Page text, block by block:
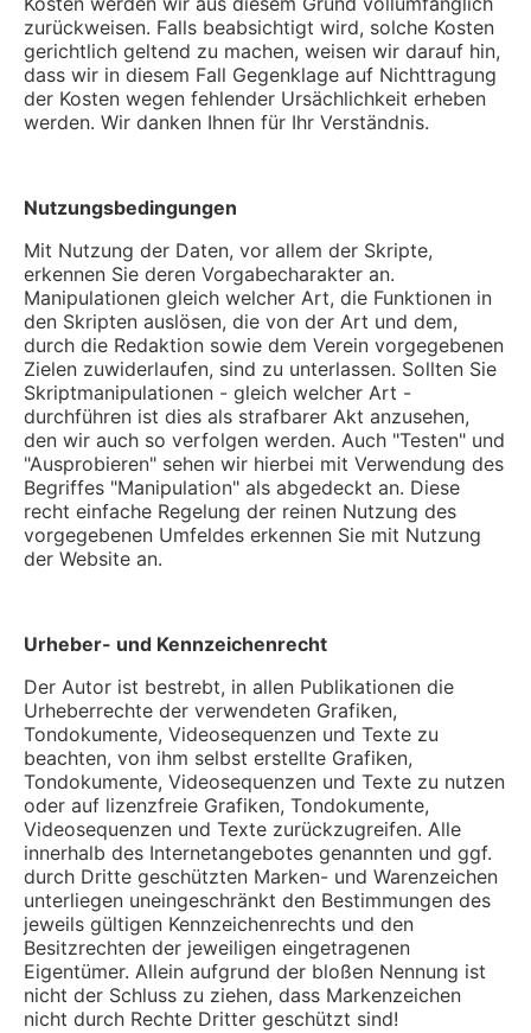
zurückweisen. Falls beabsichtigt wird, solche Kosten
gerichtlich geltend zu machen, weisen wir darauf hin,
dass wir in diesem Fall Gegenklage auf Nichttragung
der Kosten wegen fehlender Ursächlichkeit erheben
werden. Wir danken Ihnen für Ihr Verständnis.
Nutzungsbedingungen
Mit Nutzung der Daten, vor allem der Skripte,
erkennen Sie deren Vorgabecharakter an.
Manipulationen gleich welcher Art, die Funktionen in
den Skripten auslösen, die von der Art und dem,
durch die Redaktion sowie dem Verein vorgegebenen
Zielen zuwiderlaufen, sind zu unterlassen. Sollten Sie
Skriptmanipulationen - gleich welcher Art -
durchführen ist dies als strafbarer Akt anzusehen,
den wir auch so verfolgen werden. Auch "Testen" und
"Ausprobieren" sehen wir hierbei mit Verwendung des
Begriffes "Manipulation" als abgedeckt an. Diese
recht einfache Regelung der reinen Nutzung des
vorgegebenen Umfeldes erkennen Sie mit Nutzung
der Website an.
Urheber- und Kennzeichenrecht
Der Autor ist bestrebt, in allen Publikationen die
Urheberrechte der verwendeten Grafiken,
Tondokumente, Videosequenzen und Texte zu
beachten, von ihm selbst erstellte Grafiken,
Tondokumente, Videosequenzen und Texte zu nutzen
oder auf lizenzfreie Grafiken, Tondokumente,
Videosequenzen und Texte zurückzugreifen. Alle
innerhalb des Internetangebotes genannten und ggf.
durch Dritte geschützten Marken- und Warenzeichen
unterliegen uneingeschränkt den Bestimmungen des
jeweils gültigen Kennzeichenrechts und den
Besitzrechten der jeweiligen eingetragenen
Eigentümer. Allein aufgrund der bloßen Nennung ist
nicht der Schluss zu ziehen, dass Markenzeichen
nicht durch Rechte Dritter geschützt sind!